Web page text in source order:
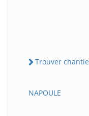
Trouver
NAPOULE